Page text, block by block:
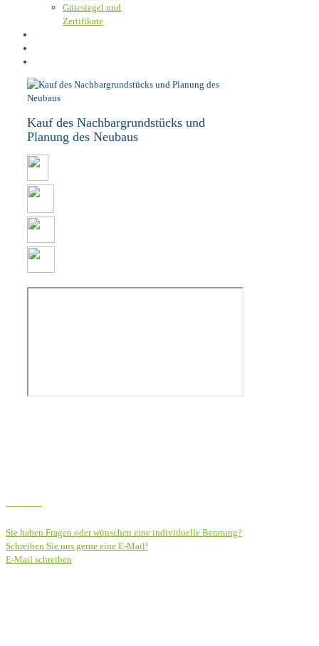
Gütesiegel und
Zertifikate
Kauf des Nachbargrundstücks und
Planung des Neubaus
Sie haben Fragen oder wünschen eine individuelle Beratung?
Schreiben Sie uns gerne eine E-Mail!
E-Mail schreiben